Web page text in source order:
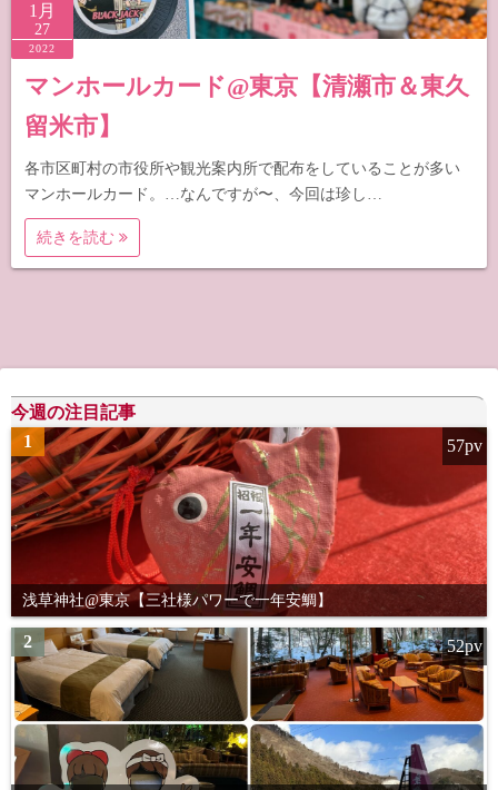
1月
27
2022
マンホールカード@東京【清瀬市＆東久
留米市】
各市区町村の市役所や観光案内所で配布をしていることが多い
マンホールカード。…なんですが〜、今回は珍し…
続きを読む
今週の注目記事
1
浅草神社@東京【三社様パワーで一年安鯛】
57pv
2 52pv